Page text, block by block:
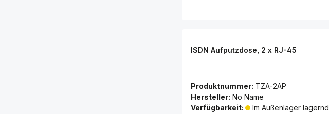
ISDN Aufputzdose, 2 x RJ-45
Produktnummer: TZA-2AP
Hersteller: No Name
Verfügbarkeit:
Im Außenlager lagernd